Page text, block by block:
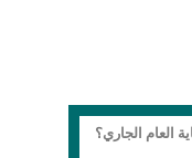
العام الجاري؟